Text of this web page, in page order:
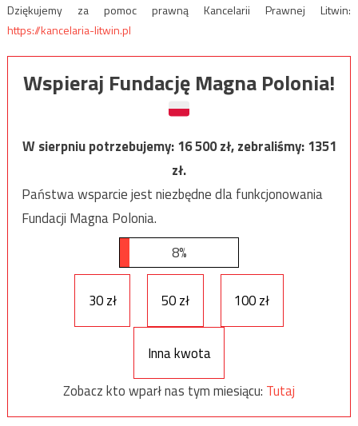
Dziękujemy za pomoc prawną Kancelarii Prawnej Litwin:
https://kancelaria-litwin.pl
Wspieraj Fundację Magna Polonia!
W sierpniu potrzebujemy:16 500zł, zebraliśmy:1351
zł.
Państwa wsparcie jest niezbędne dla funkcjonowania
Fundacji Magna Polonia.
8%
30 zł 50 zł 100 zł
Inna kwota
Zobacz kto wparł nas tym miesiącu: Tutaj